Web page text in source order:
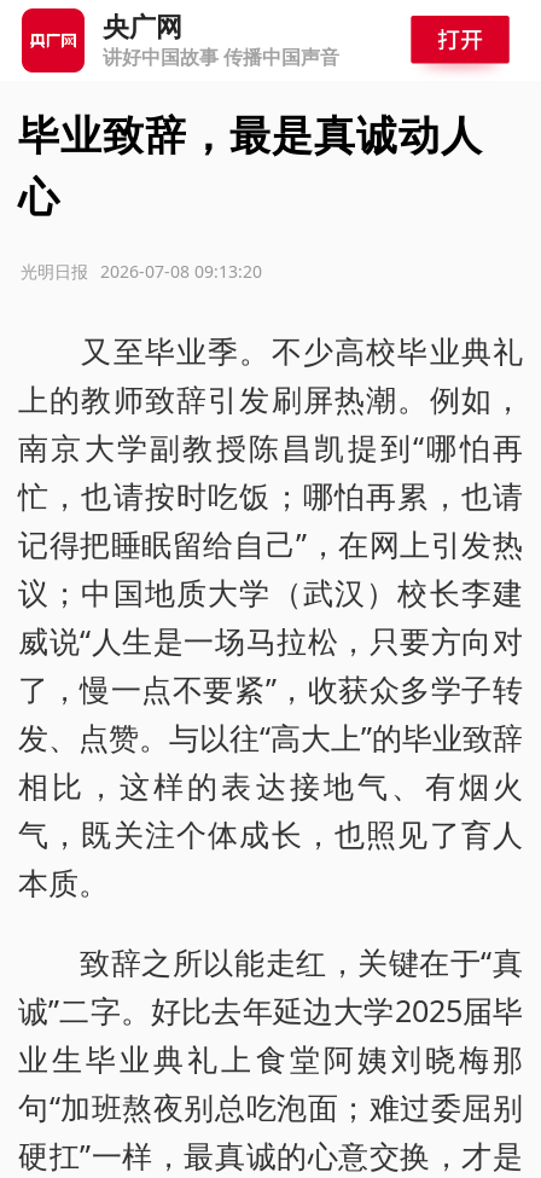
央广网
讲好中国故事 传播中国声音
毕业致辞，最是真诚动人
心
2026-07-08 09:13:20
光明日报
又至毕业季。不少高校毕业典礼
上的教师致辞引发刷屏热潮。例如，
南京大学副教授陈昌凯提到“哪怕再
忙，也请按时吃饭；哪怕再累，也请
记得把睡眠留给自己”，在网上引发热
议；中国地质大学（武汉）校长李建
威说“人生是一场马拉松，只要方向对
了，慢一点不要紧”，收获众多学子转
发、点赞。与以往“高大上”的毕业致辞
相比，这样的表达接地气、有烟火
气，既关注个体成长，也照见了育人
本质。
致辞之所以能走红，关键在于“真
诚”二字。好比去年延边大学2025届毕
业生毕业典礼上食堂阿姨刘晓梅那
句“加班熬夜别总吃泡面；难过委屈别
硬扛”一样，最真诚的心意交换，才是